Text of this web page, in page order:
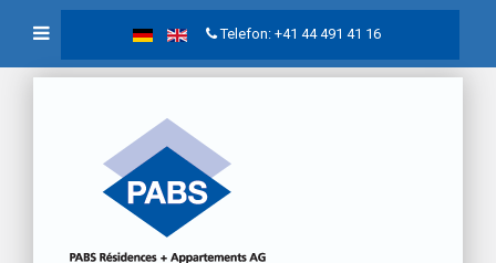
Telefon: +41 44 491 41 16